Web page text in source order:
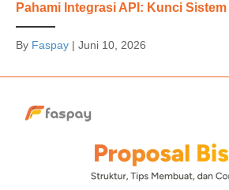
Pahami Integrasi API: Kunci
By Faspay | Juni 10, 2026